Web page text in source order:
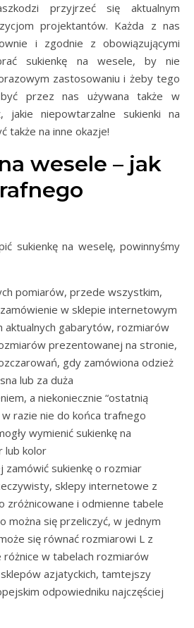
przyjrzeć się aktualnym
projektantów. Każda z nas
i zgodnie z obowiązującymi
sukienkę na wesele, by nie
zastosowaniu i żeby tego
przez nas używana także w
jakie niepowtarzalne sukienki na
także na inne okazje!
wesele – jak
sukienkę na weselę, powinnyśmy
pomiarów, przede wszystkim,
zamówienie w sklepie internetowym
aktualnych gabarytów, rozmiarów
prezentowanej na stronie,
gdy zamówiona odzież
lub za duża
a niekoniecznie “ostatnią
w razie nie do końca trafnego
wymienić sukienkę na
lub kolor
zamówić sukienkę o rozmiar
sklepy internetowe z
zróżnicowane i odmienne tabele
można się przeliczyć, w jednym
się równać rozmiarowi L z
różnice w tabelach rozmiarów
azjatyckich, tamtejszy
odpowiedniku najczęściej